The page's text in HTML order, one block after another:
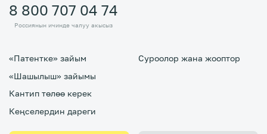
8 800 707 04 74
Россиянын ичинде чалуу акысыз
«Патентке» зайым
«Шашылыш» зайымы
Кантип төлөө керек
Кеңселердин дареги
Суроолор жана жооптор